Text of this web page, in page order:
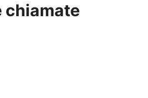
chiamate